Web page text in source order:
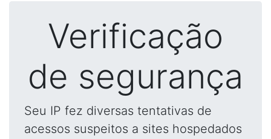
Verificação
de segurança
Seu IP fez diversas tentativas de
acessos suspeitos a sites hospedados